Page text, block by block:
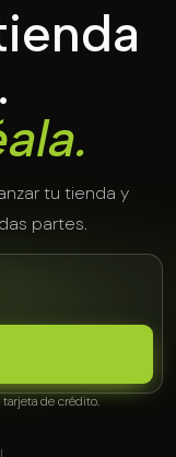
tu tienda y
partes.
de crédito.